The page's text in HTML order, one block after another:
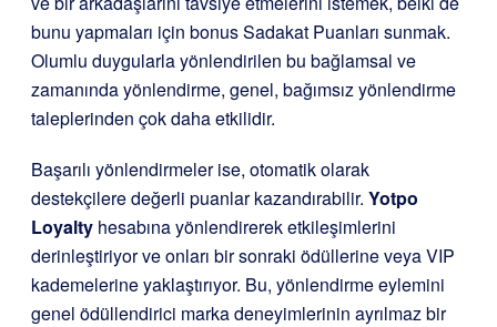
bunu yapmaları için bonus Sadakat Puanları sunmak.
Olumlu duygularla yönlendirilen bu bağlamsal ve
zamanında yönlendirme, genel, bağımsız yönlendirme
taleplerinden çok daha etkilidir.
Başarılı yönlendirmeler ise, otomatik olarak
destekçilere değerli puanlar kazandırabilir. Yotpo
Loyalty hesabına yönlendirerek etkileşimlerini
derinleştiriyor ve onları bir sonraki ödüllerine veya VIP
kademelerine yaklaştırıyor. Bu, yönlendirme eylemini
genel ödüllendirici marka deneyimlerinin ayrılmaz bir